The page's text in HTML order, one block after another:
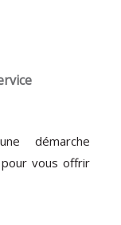
démarche
vous offrir